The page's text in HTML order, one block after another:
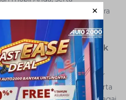
dan pengalaman berkendara
Interior Mobil Tidak
dapat menjadi sumber
dan penumpang serta